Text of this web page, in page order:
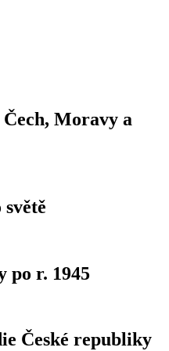
Moravy a
po r. 1945
České republiky